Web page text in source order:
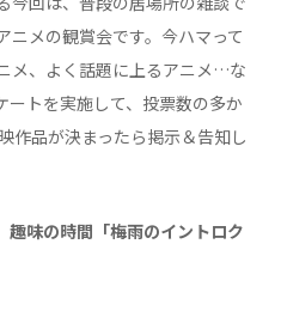
ニメの観賞会です。今ハマって
メ、よく話題に上るアニメ…な
ートを実施して、投票数の多か
作品が決まったら掲示＆告知し
味の時間「梅雨のイントロク